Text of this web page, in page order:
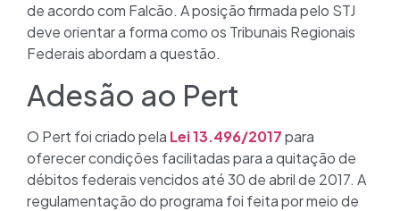
de acordo com Falcão. A posição firmada pelo STJ
deve orientar a forma como os Tribunais Regionais
Federais abordam a questão.
Adesão ao Pert
O Pert foi criado pela Lei 13.496/2017para
oferecer condições facilitadas para a quitação de
débitos federais vencidos até 30 de abril de 2017. A
regulamentação do programa foi feita por meio de